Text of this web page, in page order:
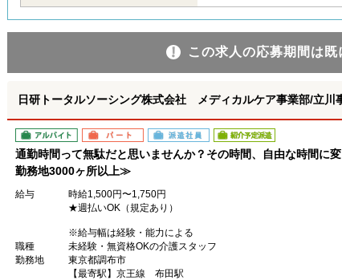
この求人の応募期間は既
日研トータルソーシング株式会社 メディカルケア事業部/立川
アルバイト パート 派遣社員 紹介予定派遣
通勤時間って無駄だと思いませんか？その時間、自由な時間に
勤務地3000ヶ所以上≫
給与
時給1,500円〜1,750円
★週払いOK（規定あり）
※給与幅は経験・能力による
職種
未経験・無資格OKの介護スタッフ
勤務地
東京都調布市
【最寄駅】京王線 布田駅